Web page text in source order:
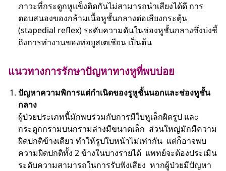
ภาวะที่กระดูกหูแข็งติดกันไม่สามารถนำเสียงได้ดี การ
ตอบสนองของกล้ามเนื้อหูชั้นกลางต่อเสียงกระตุ้น
(stapedial reflex) ระดับความดันในช่องหูชั้นกลางซึ่งบ่งชี้
ถึงการทำงานของท่อยูสเตเชียน เป็นต้น
แนวทางการรักษาปัญหาทางหูที่พบบ่อย
ปัญหาความพิการแต่กำเนิดของรูหูชั้นนอกและช่องหูชั้น
กลาง
ผู้ป่วยประเภทนี้มักพบร่วมกับการมีใบหูเล็กผิดรูป และ
กระดูกกรามบนกรามล่างมีขนาดเล็ก ส่วนใหญ่มักมีความ
ผิดปกติข้างเดียว ทำให้รูปใบหน้าไม่เท่ากัน แต่ก็อาจพบ
ความผิดปกติทั้ง 2 ข้างในบางรายได้ แพทย์จะต้องประเมิน
ระดับความสามารถในการรับฟังเสียง หากผู้ป่วยมีปัญหา